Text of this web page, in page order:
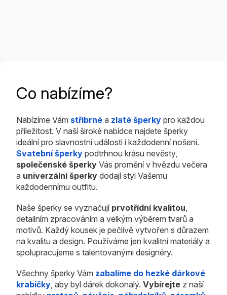
Co nabízíme?
Nabízíme Vám stříbrné a zlaté šperky pro každou
příležitost. V naší široké nabídce najdete šperky
ideální pro slavnostní události i každodenní nošení.
Svatební šperky podtrhnou krásu nevěsty,
společenské šperky Vás promění v hvězdu večera
a univerzální šperky dodají styl Vašemu
každodennímu outfitu.
Naše šperky se vyznačují prvotřídní kvalitou
detailním zpracováním a velkým výběrem tvarů a
motivů. Každý kousek je pečlivě vytvořen s důrazem
na kvalitu a design. Používáme jen kvalitní materiály a
spolupracujeme s talentovanými designéry.
Všechny šperky Vám zabalíme do hezké dárkové
krabičky , aby byl dárek dokonalý. Vybírejte z naší